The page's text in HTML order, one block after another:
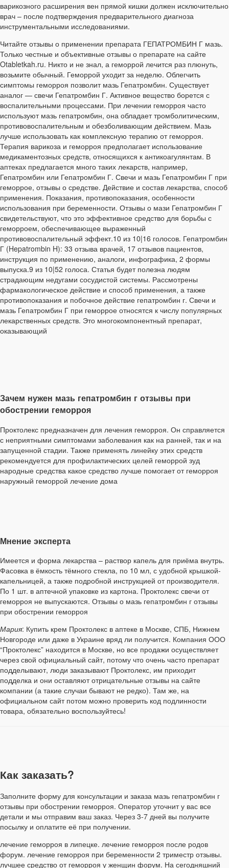
варикозного расширения вен прямой кишки должен исключительно
врач – после подтверждения предварительного диагноза
инструментальными исследованиями.
Читайте отзывы о применении препарата ГЕПАТРОМБИН Г мазь.
Только честные и объективные отзывы о препарате на сайте
Otabletkah.ru. Никто и не знал, а геморрой лечится раз плюнуть,
возьмите обычный. Геморрой уходит за неделю. Облегчить
симптомы геморроя позволит мазь Гепатромбин. Существует
аналог — свечи Гепатромбин Г. Активное вещество борется с
воспалительными процессами. При лечении геморроя часто
используют мазь гепатромбин, она обладает тромболитическим,
противовоспалительным и обезболивающим действием. Мазь
лучше использовать как комплексную терапию от геморроя.
Терапия варикоза и геморроя предполагает использование
медикаментозных средств, относящихся к антикоагулянтам. В
аптеках предлагается много таких лекарств, например,
Гепатромбин или Гепатромбин Г. Свечи и мазь Гепатромбин Г при
геморрое, отзывы о средстве. Действие и состав лекарства, способ
применения. Показания, противопоказания, особенности
использования при беременности. Отзывы о мази Гепатромбин Г
свидетельствуют, что это эффективное средство для борьбы с
геморроем, обеспечивающее выраженный
противовоспалительный эффект.10 из 10|16 голосов. Гепатромбин
Г (Hepatrombin H): 33 отзыва врачей, 17 отзывов пациентов,
инструкция по применению, аналоги, инфографика, 2 формы
выпуска.9 из 10|52 голоса. Статья будет полезна людям
страдающим недугами сосудистой системы. Рассмотрены
фармакологическое действие и способ применения, а также
противопоказания и побочное действие гепатромбин г. Свечи и
мазь Гепатромбин Г при геморрое относятся к числу популярных
лекарственных средств. Это многокомпонентный препарат,
оказывающий
Зачем нужен мазь гепатромбин г отзывы при
обострении геморроя
Проктолекс предназначен для лечения геморроя. Он справляется
с неприятными симптомами заболевания как на ранней, так и на
запущенной стадии. Также применять линейку этих средств
рекомендуется для профилактических целей геморрой зуд
народные средства какое средство лучше помогает от геморроя
наружный геморрой лечение дома
Мнение эксперта
Имеется и форма лекарства – раствор капель для приёма внутрь.
Фасовка в ёмкость тёмного стекла, по 10 мл, с удобной крышкой-
капельницей, а также подробной инструкцией от производителя.
По 1 шт. в аптечной упаковке из картона. Проктолекс свечи от
геморроя не выпускаются. Отзывы о мазь гепатромбин г отзывы
при обострении геморроя
Мария: Купить крем Проктолекс в аптеке в Москве, СПБ, Нижнем
Новгороде или даже в Украине вряд ли получится. Компания ООО
“Проктолекс” находится в Москве, но все продажи осуществляет
через свой официальный сайт, потому что очень часто препарат
подделывают, люди заказывают Проктолекс, им приходит
подделка и они оставляют отрицательные отзывы на сайте
компании (а такие случаи бывают не редко). Там же, на
официальном сайт потом можно проверить код подлинности
товара, обязательно воспользуйтесь!
Как заказать?
Заполните форму для консультации и заказа мазь гепатромбин г
отзывы при обострении геморроя. Оператор уточнит у вас все
детали и мы отправим ваш заказ. Через 3-7 дней вы получите
посылку и оплатите её при получении.
лечение геморроя в липецке. лечение геморроя после родов
форум. лечение геморроя при беременности 2 триместр отзывы.
лучшее средство от геморроя у женщин форум. На сегодняшний